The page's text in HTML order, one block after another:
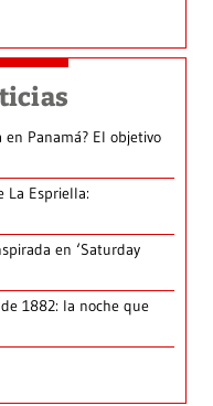
Panamá? El objetivo
La Espriella:
en ‘Saturday
1882: la noche que